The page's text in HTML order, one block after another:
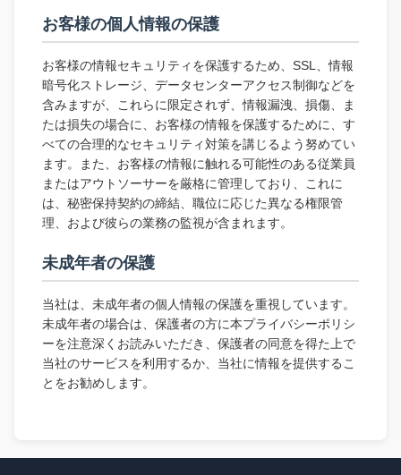
お客様の個人情報の保護
お客様の情報セキュリティを保護するため、SSL、情報
暗号化ストレージ、データセンターアクセス制御などを
含みますが、これらに限定されず、情報漏洩、損傷、ま
たは損失の場合に、お客様の情報を保護するために、す
べての合理的なセキュリティ対策を講じるよう努めてい
ます。また、お客様の情報に触れる可能性のある従業員
またはアウトソーサーを厳格に管理しており、これに
は、秘密保持契約の締結、職位に応じた異なる権限管
理、および彼らの業務の監視が含まれます。
未成年者の保護
当社は、未成年者の個人情報の保護を重視しています。
未成年者の場合は、保護者の方に本プライバシーポリシ
ーを注意深くお読みいただき、保護者の同意を得た上で
当社のサービスを利用するか、当社に情報を提供するこ
とをお勧めします。